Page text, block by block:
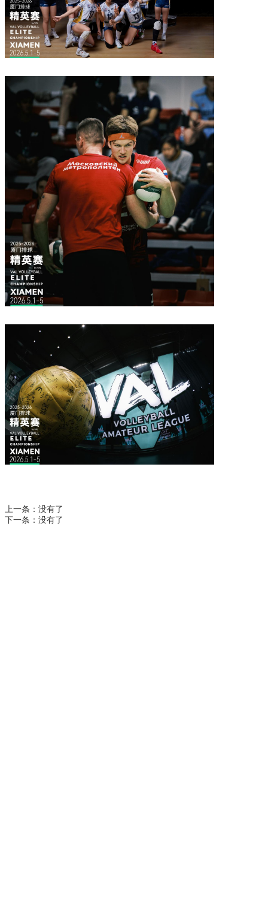
上一条： 没有了
下一条： 没有了